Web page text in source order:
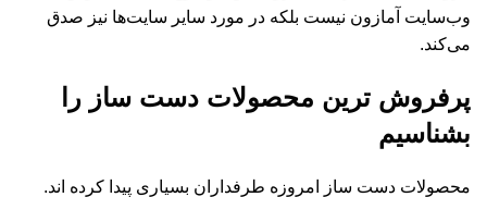
وب‌سایت آمازون نیست بلکه در مورد سایر سایت‌ها نیز صدق
می‌کند.
پرفروش ترین محصولات دست ساز را
بشناسیم
محصولات دست ساز امروزه طرفداران بسیاری پیدا کرده اند.